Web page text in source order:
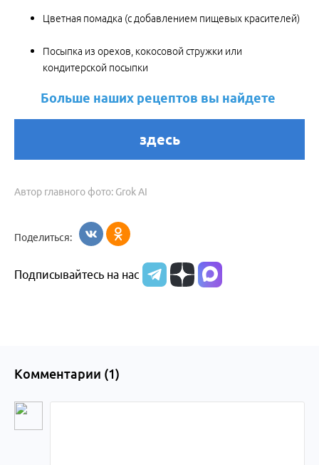
Цветная помадка (с добавлением пищевых красителей)
Посыпка из орехов, кокосовой стружки или
кондитерской посыпки
Больше наших рецептов вы найдете
здесь
Автор главного фото: Grok AI
Поделиться:
Подписывайтесь на нас
Комментарии (1)